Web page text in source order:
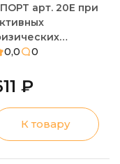
арт. 20Е при
–
0,0 0
₽
К товару